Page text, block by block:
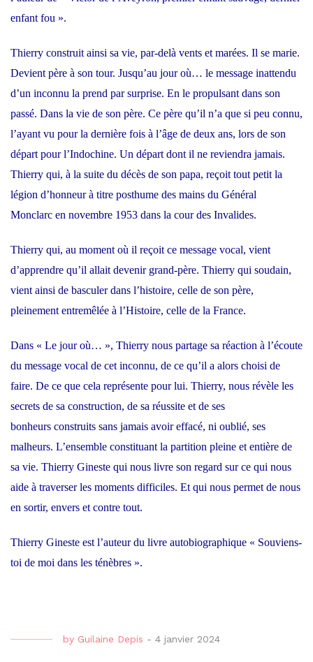
enfant fou ».
Thierry construit ainsi sa vie, par-delà vents et marées. Il se marie.
Devient père à son tour. Jusqu’au jour où… le message inattendu
d’un inconnu la prend par surprise. En le propulsant dans son
passé. Dans la vie de son père. Ce père qu’il n’a que si peu connu,
l’ayant vu pour la dernière fois à l’âge de deux ans, lors de son
départ pour l’Indochine. Un départ dont il ne reviendra jamais.
Thierry qui, à la suite du décès de son papa, reçoit tout petit la
légion d’honneur à titre posthume des mains du Général
Monclarc en novembre 1953 dans la cour des Invalides.
Thierry qui, au moment où il reçoit ce message vocal, vient
d’apprendre qu’il allait devenir grand-père. Thierry qui soudain,
vient ainsi de basculer dans l’histoire, celle de son père,
pleinement entremêlée à l’Histoire, celle de la France.
Dans « Le jour où… », Thierry nous partage sa réaction à l’écoute
du message vocal de cet inconnu, de ce qu’il a alors choisi de
faire. De ce que cela représente pour lui. Thierry, nous révèle les
secrets de sa construction, de sa réussite et de ses
bonheurs construits sans jamais avoir effacé, ni oublié, ses
malheurs. L’ensemble constituant la partition pleine et entière de
sa vie. Thierry Gineste qui nous livre son regard sur ce qui nous
aide à traverser les moments difficiles. Et qui nous permet de nous
en sortir, envers et contre tout.
Thierry Gineste est l’auteur du livre autobiographique « Souviens-
toi de moi dans les ténèbres ».
by Guilaine Depis - 4 janvier 2024